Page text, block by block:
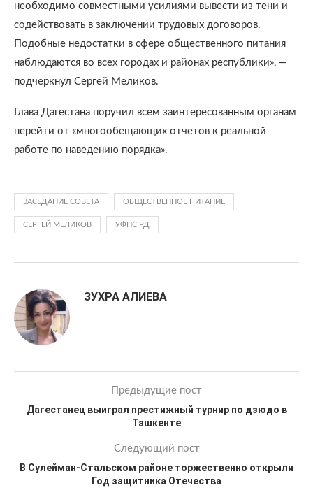
необходимо совместными усилиями вывести из тени и
содействовать в заключении трудовых договоров.
Подобные недостатки в сфере общественного питания
наблюдаются во всех городах и районах республики», —
подчеркнул Сергей Меликов.
Глава Дагестана поручил всем заинтересованным органам
перейти от «многообещающих отчетов к реальной
работе по наведению порядка».
ЗАСЕДАНИЕ СОВЕТА ОБЩЕСТВЕННОЕ ПИТАНИЕ
СЕРГЕЙ МЕЛИКОВ УФНС РД
ЗУХРА АЛИЕВА
Предыдущие пост
Дагестанец выиграл престижный турнир по дзюдо в
Ташкенте
Следующий пост
В Сулейман-Стальском районе торжественно открыли
Год защитника Отечества